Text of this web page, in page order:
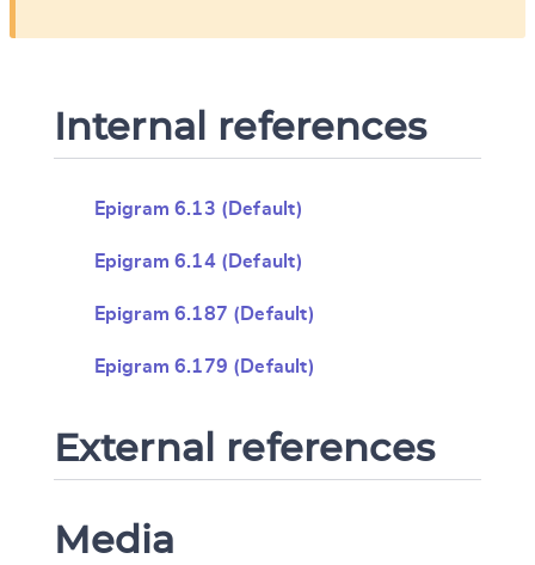
Internal references
Epigram 6.13 (Default)
Epigram 6.14 (Default)
Epigram 6.187 (Default)
Epigram 6.179 (Default)
External references
Media